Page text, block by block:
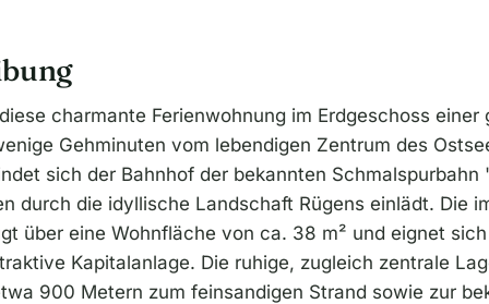
charmante Ferienwohnung im Erdgeschoss einer
Gehminuten vom lebendigen Zentrum des
sich der Bahnhof der bekannten Schmalspurbahn
durch die idyllische Landschaft Rügens einlädt. Die
über eine Wohnfläche von ca. 38 m² und eignet
Kapitalanlage. Die ruhige, zugleich zentrale
900 Metern zum feinsandigen Strand sowie zur